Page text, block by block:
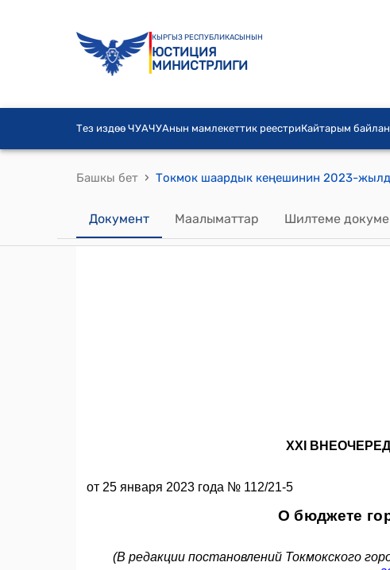
КЫРГЫЗ РЕСПУБЛИКАСЫНЫН
ЮСТИЦИЯ
МИНИСТРЛИГИ
Тез издөө ЧУАЧУАнын мамлекеттик реестриКайтарым
Башкы бет ›
Документ Маалыматтар Шилтеме